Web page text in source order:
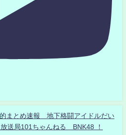
まとめ速報 地下格闘アイドルだい
送局101ちゃんねる BNK48 ！